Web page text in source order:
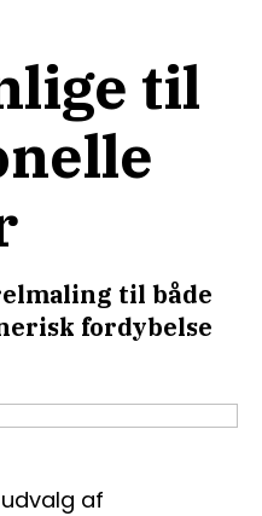
til
til både
fordybelse
af